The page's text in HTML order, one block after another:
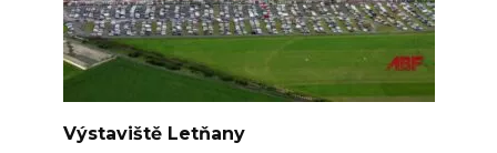
Výstaviště Letňany